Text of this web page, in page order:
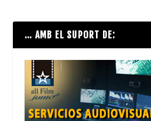
… AMB EL SUPORT DE: